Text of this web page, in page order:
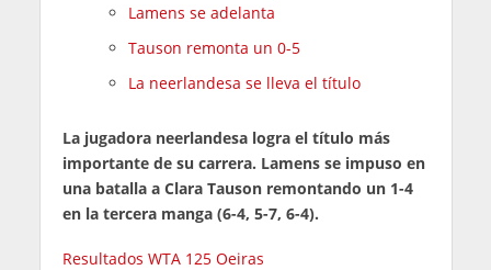
Lamens se adelanta
Tauson remonta un 0-5
La neerlandesa se lleva el título
La jugadora neerlandesa logra el título más
importante de su carrera. Lamens se impuso en
una batalla a Clara Tauson remontando un 1-4
en la tercera manga (6-4, 5-7, 6-4).
Resultados WTA 125 Oeiras